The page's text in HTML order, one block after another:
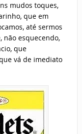
mudos toques,
que em
até sermos
não esquecendo,
que
vá de imediato